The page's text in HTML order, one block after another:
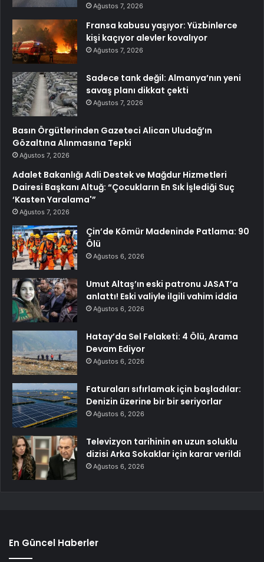
Ağustos 7, 2026
Fransa kabusu yaşıyor: Yüzbinlerce
kişi kaçıyor alevler kovalıyor
Ağustos 7, 2026
Sadece tank değil: Almanya’nın yeni
savaş planı dikkat çekti
Ağustos 7, 2026
Basın Örgütlerinden Gazeteci Alican Uludağ’ın
Gözaltına Alınmasına Tepki
Ağustos 7, 2026
Adalet Bakanlığı Adli Destek ve Mağdur Hizmetleri
Dairesi Başkanı Altuğ: “Çocukların En Sık İşlediği Suç
‘Kasten Yaralama'”
Ağustos 7, 2026
Çin’de Kömür Madeninde Patlama: 90
Ölü
Ağustos 6, 2026
Umut Altaş’ın eski patronu JASAT’a
anlattı! Eski valiyle ilgili vahim iddia
Ağustos 6, 2026
Hatay’da Sel Felaketi: 4 Ölü, Arama
Devam Ediyor
Ağustos 6, 2026
Faturaları sıfırlamak için başladılar:
Denizin üzerine bir bir seriyorlar
Ağustos 6, 2026
Televizyon tarihinin en uzun soluklu
dizisi Arka Sokaklar için karar verildi
Ağustos 6, 2026
En Güncel Haberler